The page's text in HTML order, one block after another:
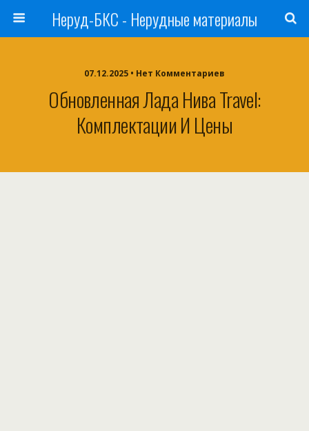
Неруд-БКС - Нерудные материалы
07.12.2025 • Нет Комментариев
Обновленная Лада Нива Travel:
Комплектации И Цены